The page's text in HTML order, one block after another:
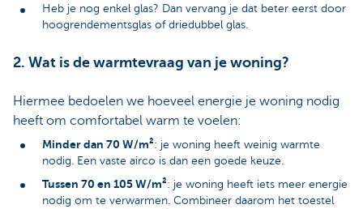
Heb je nog enkel glas? Dan vervang je dat beter eerst door
hoogrendementsglas of driedubbel glas.
2. Wat is de warmtevraag van je woning?
Hiermee bedoelen we hoeveel energie je woning nodig
heeft om comfortabel warm te voelen:
Minder dan 70 W/m²: je woning heeft weinig warmte
nodig. Een vaste airco is dan een goede keuze.
Tussen 70 en 105 W/m²: je woning heeft iets meer energie
nodig om te verwarmen. Combineer daarom het toestel